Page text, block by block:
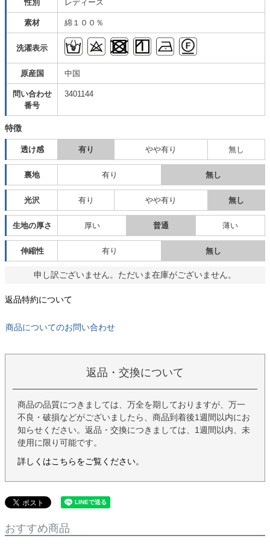
性別 レディース
素材 綿１００％
洗濯表示
原産国 中国
問い合わせ
番号
3401144
特徴
透け感 有り やや有り 無し
裏地 有り 無し
光沢 有り やや有り 無し
生地の厚さ 厚い 普通 薄い
伸縮性 有り 無し
申し訳ございません。ただいま在庫がございません。
返品特約について
商品についてのお問い合わせ
返品・交換について
商品の品質につきましては、万全を期しておりますが、万一
不良・破損などがございましたら、商品到着後1週間以内にお
知らせください。返品・交換につきましては、1週間以内、未
使用に限り可能です。
詳しくはこちらをご覧ください。
おすすめ商品